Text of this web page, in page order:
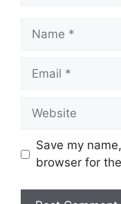
Name
Email
Website
Save my
browser for